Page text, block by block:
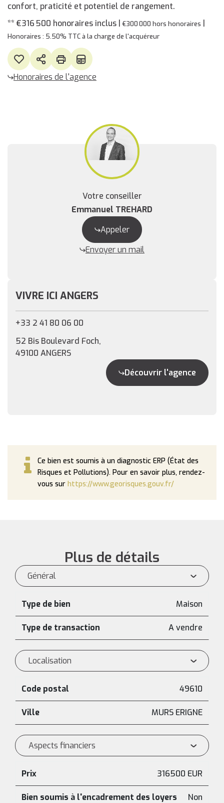
confort, praticité et potentiel de rangement.
** €316 500 honoraires inclus €300 000 hors honoraires
Honoraires : 5.50% TTC à la charge de l'acquéreur
Honoraires de l'agence
Votre conseiller
Emmanuel TREHARD
Appeler
Envoyer un mail
VIVRE ICI ANGERS
+33 2 41 80 06 00
52 Bis Boulevard Foch,
49100 ANGERS
Découvrir l'agence
Ce bien est soumis à un diagnostic ERP (État des
Risques et Pollutions). Pour en savoir plus, rendez-
vous sur https://www.georisques.gouv.fr/
Plus de détails
Général
Type de bien Maison
Type de transaction A vendre
Localisation
Code postal 49610
Ville MURS ERIGNE
Aspects financiers
Prix 316500 EUR
Bien soumis à l'encadrement des loyers Non